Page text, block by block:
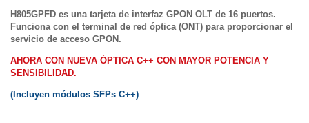
H805GPFD es una tarjeta de interfaz GPON OLT de 16 puertos.
Funciona con el terminal de red óptica (ONT) para proporcionar el
servicio de acceso GPON.
AHORA CON NUEVA ÓPTICA C++ CON MAYOR POTENCIA Y
SENSIBILIDAD.
(Incluyen módulos SFPs C++)